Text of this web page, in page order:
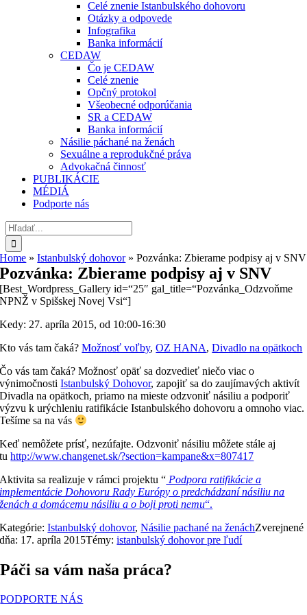
Celé znenie Istanbulského dohovoru
Otázky a odpovede
Infografika
Banka informácií
CEDAW
Čo je CEDAW
Celé znenie
Opčný protokol
Všeobecné odporúčania
SR a CEDAW
Banka informácií
Násilie páchané na ženách
Sexuálne a reprodukčné práva
Advokačná činnosť
PUBLIKÁCIE
MÉDIÁ
Podporte nás
Hľadať:
Home »Istanbulský dohovor»Pozvánka: Zbierame podpisy aj v SNV
Pozvánka: Zbierame podpisy aj v SNV
[Best_Wordpress_Gallery id=“25″ gal_title=“Pozvánka_Odzvoňme
NPNŽ v Spišskej Novej Vsi“]
Kedy: 27. apríla 2015, od 10:00-16:30
Kto vás tam čaká?Možnosť voľby,OZ HANA,Divadlo na opätkoch
Čo vás tam čaká? Možnosť opäť sa dozvedieť niečo viac o
výnimočnostiIstanbulský Dohovor, zapojiť sa do zaujímavých aktivít
Divadla na opätkoch, priamo na mieste odzvoniť násiliu a podporiť
výzvu k urýchleniu ratifikácie Istanbulského dohovoru a omnoho viac.
Tešíme sa na vás
Keď nemôžete prísť, nezúfajte. Odzvoniť násiliu môžete stále aj
tuhttp://www.changenet.sk/?section=kampane&x=807417
Aktivita sa realizuje v rámci projektu “ Podpora ratifikácie a
implementácie Dohovoru Rady Európy o predchádzaní násiliu na
ženách a domácemu násiliu a o boji proti nemu“.
Kategórie:Istanbulský dohovor,Násilie pachané na ženáchZverejnené
dňa: 17. apríla 2015Témy:istanbulský dohovor pre ľudí
Páči sa vám naša práca?
PODPORTE NÁS